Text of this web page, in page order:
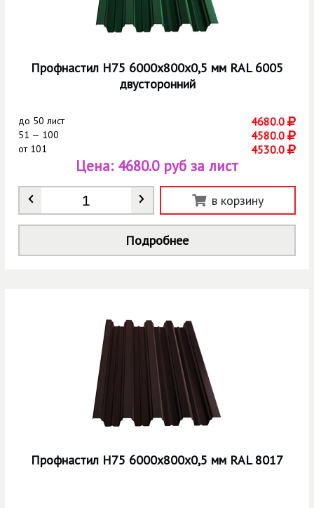
Профнастил Н75 6000х800х0,5 мм RAL 6005
двусторонний
до 50 лист 4680.0
51 — 100 4580.0
от101 4530.0
Количество
Цена: 4680.0 руб за лист
в корзину
Подробнее
Профнастил Н75 6000х800х0,5 мм RAL 8017